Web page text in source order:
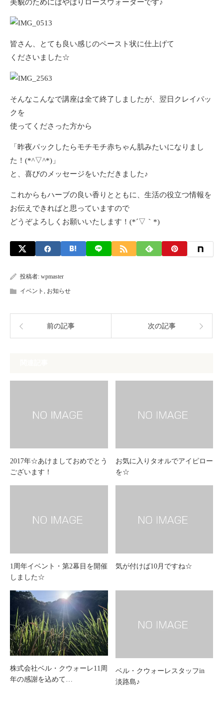
美貌のためにはやはりローズウォーターです♪
皆さん、とても良い感じのペースト状に仕上げて
くださいました☆
そんなこんなで講座は全て終了しましたが、翌日クレイパッ
クを
使ってくださった方から
「昨夜パックしたらモチモチ赤ちゃん肌みたいになりまし
た！(*^▽^*)」
と、喜びのメッセージをいただきました♪
これからもハーブの良い香りとともに、生活の役立つ情報を
お伝えできればと思っていますので
どうぞよろしくお願いいたします！(*´▽｀*)
投稿者: wpmaster
イベント , お知らせ
前の記事 次の記事
2017年☆あけましておめでとう
ございます！
お気に入りタオルでアイピロー
を☆
1周年イベント・第2幕目を開催
しました☆
気が付けば10月ですね☆
株式会社ベル・クウォーレ11周
年の感謝を込めて…
ベル・クウォーレスタッフin
淡路島♪